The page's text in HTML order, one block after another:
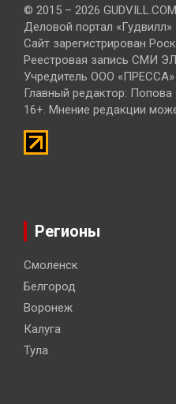
© 2015 – 2026
Деловой портал «Гудвилл»
Сайт зарегистрирован
Реестровая запись СМИ
Учредитель ООО «ПРЕССА»
Главный редактор: Попова
16+. Мнение редакции
Регионы
Смоленск
Белгород
Воронеж
Калуга
Тула